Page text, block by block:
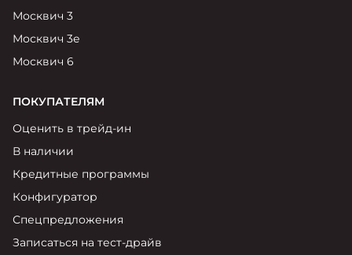
от 2 069 000 ₽*
Практичный семиместный
Спецпредложения
Страховые программы
СЕРВИСНЫЕ АКЦИИ
АКСЕССУАРЫ
КОНТАКТЫ
Москвич 3
Москвич 3е
Москвич 6
ПОКУПАТЕЛЯМ
Оценить в трейд-ин
В наличии
Кредитные программы
Конфигуратор
Спецпредложения
Записаться на тест-драйв